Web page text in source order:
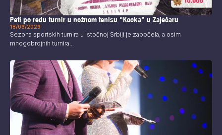
Peti po redu turnir u nožnom tenisu “Kocka” u Zaječaru
18/06/2026
Sezona sportskih turnira u Istočnoj Srbiji je započela, a osim
mnogobrojnih turnira...